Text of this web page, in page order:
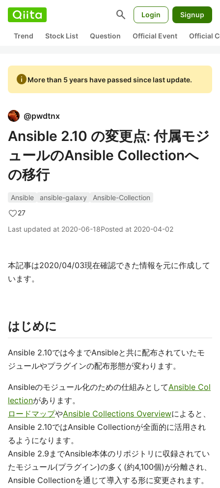
search Login Signup
Trend Stock List Question Official Event Official
infoMore than 5 years have passed since last update.
@pwdtnx
Ansible 2.10 の変更点: 付属モジ
ュールのAnsible Collectionへ
の移行
Ansible ansible-galaxy
Ansible-Collection
27
Last updated at 2020-06-18Posted at 2020-04-02
本記事は2020/04/03現在確認できた情報を元に作成して
います。
はじめに
Ansible 2.10では今までAnsibleと共に配布されていたモ
ジュールやプラグインの配布形態が変わります。
Ansibleのモジュール化のための仕組みとしてAnsible Col
lectionがあります。
ロードマップやAnsible Collections Overviewによると、
Ansible 2.10ではAnsible Collectionが全面的に活用され
るようになります。
Ansible 2.9までAnsible本体のリポジトリに収録されてい
たモジュール(プラグイン)の多く(約4,100個)が分離され、
Ansible Collectionを通じて導入する形に変更されます。